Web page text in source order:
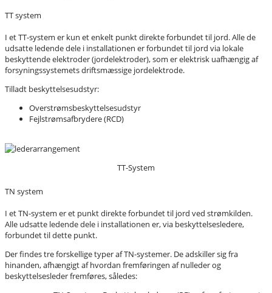
TT system
I et TT-system er kun et enkelt punkt direkte forbundet til jord. Alle de
udsatte ledende dele i installationen er forbundet til jord via lokale
beskyttende elektroder (jordelektroder), som er elektrisk uafhængig af
forsyningssystemets driftsmæssige jordelektrode.
Tilladt beskyttelsesudstyr:
Overstrømsbeskyttelsesudstyr
Fejlstrømsafbrydere (RCD)
TT-System
TN system
I et TN-system er et punkt direkte forbundet til jord ved strømkilden.
Alle udsatte ledende dele i installationen er, via beskyttelsesledere,
forbundet til dette punkt.
Der findes tre forskellige typer af TN-systemer. De adskiller sig fra
hinanden, afhængigt af hvordan fremføringen af nulleder og
beskyttelsesleder fremføres, således: